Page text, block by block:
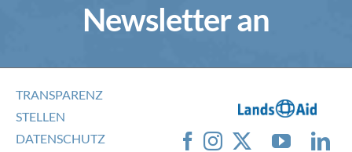
Newsletter an
TRANSPARENZ
STELLEN
DATENSCHUTZ